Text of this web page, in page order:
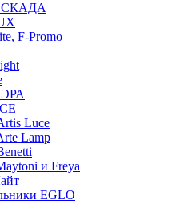
F-Promo
Luce
Lamp
и Freya
EGLO